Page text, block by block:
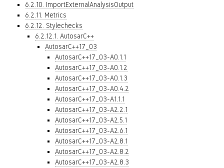
6.2.10. ImportExternalAnalysisOutput
6.2.11. Metrics
6.2.12. Stylechecks
6.2.12.1. AutosarC++
AutosarC++17_03
AutosarC++17_03-A0.1.1
AutosarC++17_03-A0.1.2
AutosarC++17_03-A0.1.3
AutosarC++17_03-A0.4.2
AutosarC++17_03-A1.1.1
AutosarC++17_03-A2.2.1
AutosarC++17_03-A2.5.1
AutosarC++17_03-A2.6.1
AutosarC++17_03-A2.8.1
AutosarC++17_03-A2.8.2
AutosarC++17_03-A2.8.3